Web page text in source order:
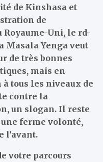
de Kinshasa et
de
Royaume-Uni, le rd-
Masala Yenga veut
de très bonnes
mais en
tous les niveaux de
contre la
un slogan. Il reste
une ferme volonté,
l’avant.
votre parcours